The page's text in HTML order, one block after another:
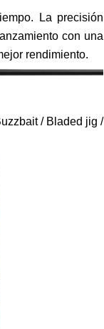
La precisión
con una
rendimiento.
/ Bladed jig /